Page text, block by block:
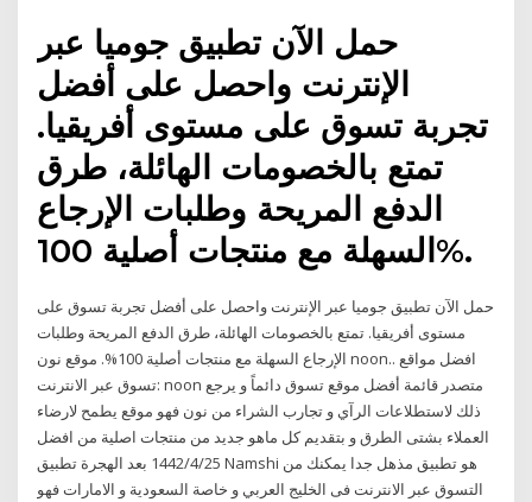
حمل الآن تطبيق جوميا عبر
الإنترنت واحصل على أفضل
تجربة تسوق على مستوى أفريقيا.
تمتع بالخصومات الهائلة، طرق
الدفع المريحة وطلبات الإرجاع
السهلة مع منتجات أصلية 100%.
حمل الآن تطبيق جوميا عبر الإنترنت واحصل على أفضل تجربة تسوق على
مستوى أفريقيا. تمتع بالخصومات الهائلة، طرق الدفع المريحة وطلبات
الإرجاع السهلة مع منتجات أصلية 100%. موقع نون noon.. افضل مواقع
تسوق عبر الانترنت: noon متصدر قائمة أفضل موقع تسوق دائماً و يرجع
ذلك لاستطلاعات الرآي و تجارب الشراء من نون فهو موقع يطمح لارضاء
العملاء بشتى الطرق و بتقديم كل ماهو جديد من منتجات اصلية من افضل
25‏‏/4‏‏/1442 بعد الهجرة تطبيق Namshi هو تطبيق مذهل جدا يمكنك من
التسوق عبر الانترنت فى الخليج العربي و خاصة السعودية و الامارات فهو